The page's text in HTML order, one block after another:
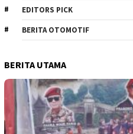
EDITORS PICK
BERITA OTOMOTIF
BERITA UTAMA